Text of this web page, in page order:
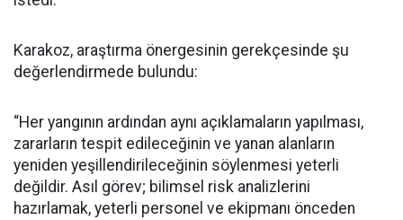
Karakoz, araştırma önergesinin gerekçesinde şu
değerlendirmede bulundu:
“Her yangının ardından aynı açıklamaların yapılması,
zararların tespit edileceğinin ve yanan alanların
yeniden yeşillendirileceğinin söylenmesi yeterli
değildir. Asıl görev; bilimsel risk analizlerini
hazırlamak, yeterli personel ve ekipmanı önceden